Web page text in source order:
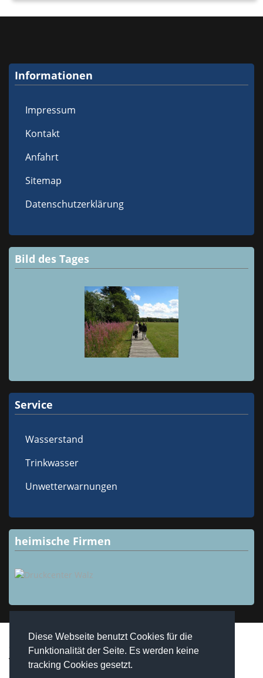
Diese Webseite benutzt Cookies für die
Funktionalität der Seite. Es werden keine
tracking Cookies gesetzt.
Informationen
Impressum
Kontakt
Anfahrt
Sitemap
Datenschutzerklärung
Bild des Tages
Service
Wasserstand
Trinkwasser
Unwetterwarnungen
heimische Firmen
Copyright © 2026 Westheim / Unterfranken. Alle Rechte
vorbehalten.
realized byComputerservice Steuerwald